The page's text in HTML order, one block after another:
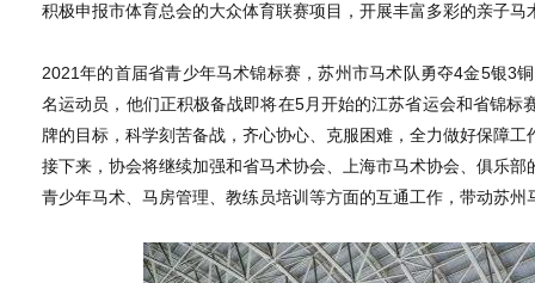
积极申报市体育总会的大众体育联赛项目，开展丰富多彩的亲子
2021年的首届省青少年马术锦标赛，苏州市马术队勇夺4金5银3
名运动员，他们正积极备战即将在5月开始的江苏省运会和省锦
牌的目标，科学刻苦备战，齐心协心、克服困难，全力做好保障
接下来，协会将继续加强和省马术协会、上海市马术协会、俱乐
青少年马术、马房管理、教练员培训等方面的互通工作，带动苏州